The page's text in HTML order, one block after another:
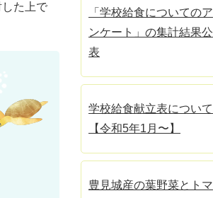
た上で
「学校給食についてのア
ンケート」の集計結果公
表
学校給食献立表について
【令和5年1月〜】
豊見城産の葉野菜とトマ